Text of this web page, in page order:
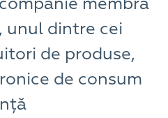
unul dintre cei
de produse,
de consum